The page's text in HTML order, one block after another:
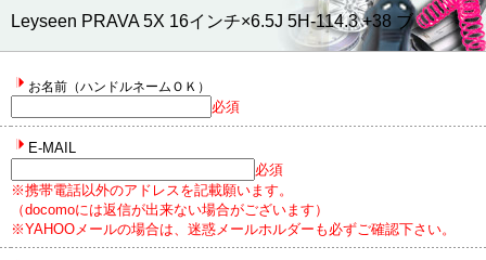
Leyseen PRAVA 5X 16インチ×6.5J 5H-114.3 +38 ブ
ロンズポリッシュ（1本）に関するお問合せ
お名前（ハンドルネームＯＫ）
必須
E-MAIL
必須
※携帯電話以外のアドレスを記載願います。
（docomoには返信が出来ない場合がございます）
※YAHOOメールの場合は、迷惑メールホルダーも必ずご確認下さい。